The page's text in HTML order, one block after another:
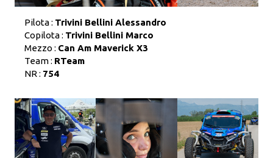
Pilota : Trivini Bellini Alessandro
Copilota : Trivini Bellini Marco
Mezzo : Can Am Maverick X3
Team : RTeam
NR : 754